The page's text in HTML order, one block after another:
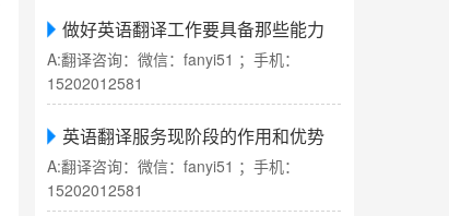
做好英语翻译工作要具备那些能力
A:翻译咨询：微信：fanyi51 ；手机：
15202012581
英语翻译服务现阶段的作用和优势
A:翻译咨询：微信：fanyi51 ；手机：
15202012581